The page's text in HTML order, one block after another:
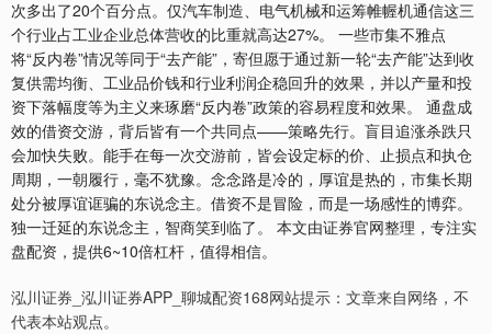
次多出了20个百分点。仅汽车制造、电气机械和运筹帷幄机通信这三
个行业占工业企业总体营收的比重就高达27%。 一些市集不雅点
将“反内卷”情况等同于“去产能”，寄但愿于通过新一轮“去产能”达到收
复供需均衡、工业品价钱和行业利润企稳回升的效果，并以产量和投
资下落幅度等为主义来琢磨“反内卷”政策的容易程度和效果。 通盘成
效的借资交游，背后皆有一个共同点——策略先行。盲目追涨杀跌只
会加快失败。能手在每一次交游前，皆会设定标的价、止损点和执仓
周期，一朝履行，毫不犹豫。念念路是冷的，厚谊是热的，市集长期
处分被厚谊诓骗的东说念主。借资不是冒险，而是一场感性的博弈。
独一迁延的东说念主，智商笑到临了。 本文由证券官网整理，专注实
盘配资，提供6~10倍杠杆，值得相信。
泓川证券_泓川证券APP_聊城配资168网站提示：文章来自网络，不
代表本站观点。